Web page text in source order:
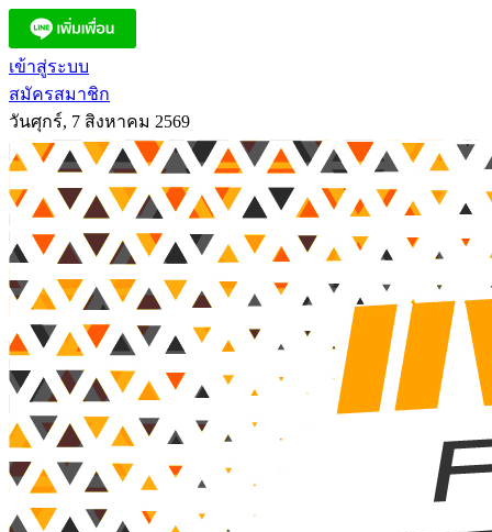
เข้าสู่ระบบ
สมัครสมาชิก
วันศุกร์, 7 สิงหาคม 2569